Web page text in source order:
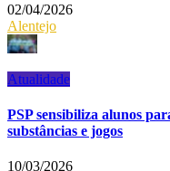
02/04/2026
Alentejo
Atualidade
PSP sensibiliza alunos
substâncias e jogos
10/03/2026